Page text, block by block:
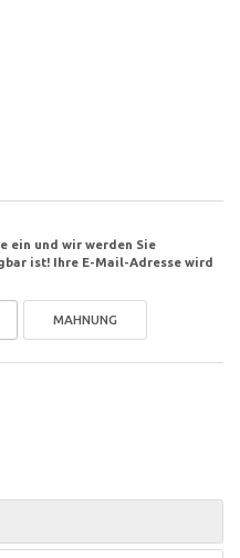
ein und wir werden Sie
ist! Ihre E-Mail-Adresse wird
MAHNUNG